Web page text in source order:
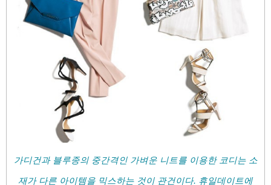
가디건과 블루종의 중간격인 가벼운 니트를 이용한 코디는 소
재가 다른 아이템을 믹스하는 것이 관건이다. 휴일데이트에